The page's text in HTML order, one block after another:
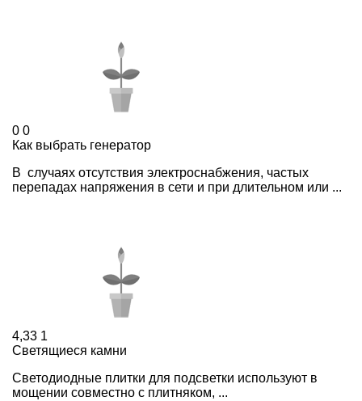
0 0
Как выбрать генератор
В случаях отсутствия электроснабжения, частых
перепадах напряжения в сети и при длительном или ...
4,33 1
Светящиеся камни
Светодиодные плитки для подсветки используют в
мощении совместно с плитняком, ...